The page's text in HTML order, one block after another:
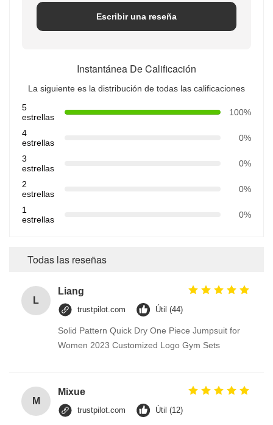
Escribir una reseña
Instantánea De Calificación
La siguiente es la distribución de todas las calificaciones
5
estrellas
100%
4
estrellas
0%
3
estrellas
0%
2
estrellas
0%
1
estrellas
0%
Todas las reseñas
L
Liang
trustpilot.com Útil (44)
Solid Pattern Quick Dry One Piece Jumpsuit for
Women 2023 Customized Logo Gym Sets
M
Mixue
trustpilot.com Útil (12)